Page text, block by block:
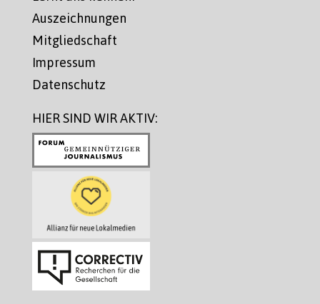
Auszeichnungen
Mitgliedschaft
Impressum
Datenschutz
HIER SIND WIR AKTIV: